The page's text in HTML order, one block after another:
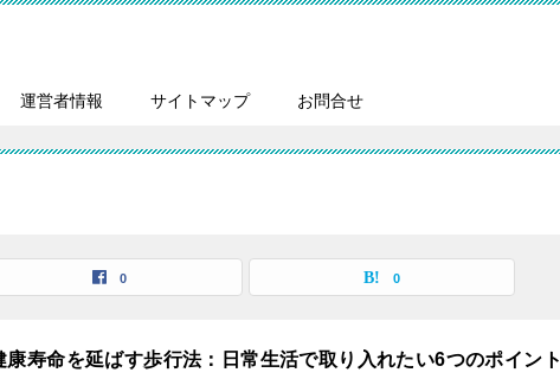
運営者情報 サイトマップ お問合せ
0 0
康寿命を延ばす歩行法：日常生活で取り入れたい6つのポイント